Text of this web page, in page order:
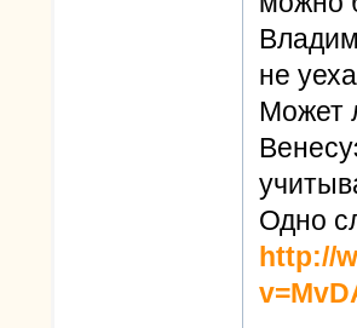
не
Может
Одно
http://